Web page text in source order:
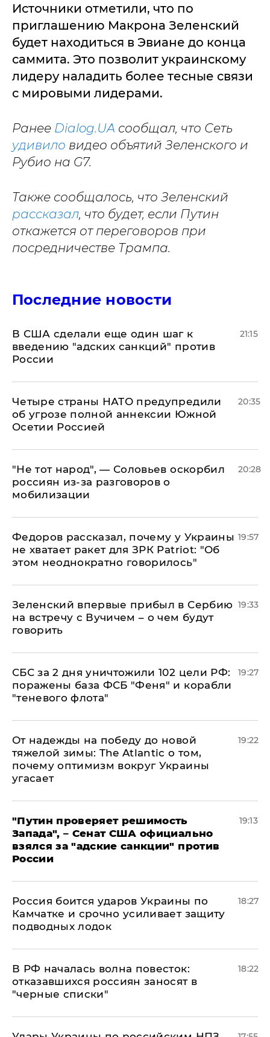
Источники отметили, что по
приглашению Макрона Зеленский
будет находиться в Эвиане до конца
саммита. Это позволит украинскому
лидеру наладить более тесные связи
с мировыми лидерами.
Ранее Dialog.UA сообщал, что Сеть
удивило видео объятий Зеленского и
Рубио на G7.
Также сообщалось, что Зеленский
рассказал, что будет, если Путин
откажется от переговоров при
посредничестве Трампа.
Последние новости
В США сделали еще один шаг к
введению "адских санкций" против
России
21:15
Четыре страны НАТО предупредили
об угрозе полной аннексии Южной
Осетии Россией
20:35
​"Не тот народ", — Соловьев оскорбил
россиян из-за разговоров о
мобилизации
20:28
Федоров рассказал, почему у Украины
не хватает ракет для ЗРК Patriot: "Об
этом неоднократно говорилось"
19:57
Зеленский впервые прибыл в Сербию
на встречу с Вучичем – о чем будут
говорить
19:33
СБС за 2 дня уничтожили 102 цели РФ:
поражены база ФСБ "Феня" и корабли
"теневого флота"
19:27
От надежды на победу до новой
тяжелой зимы: The Atlantic о том,
почему оптимизм вокруг Украины
угасает
19:22
"Путин проверяет решимость
Запада", – Сенат США официально
взялся за "адские санкции" против
России
19:13
Россия боится ударов Украины по
Камчатке и срочно усиливает защиту
подводных лодок
18:27
​В РФ началась волна повесток:
отказавшихся россиян заносят в
"черные списки"
18:22